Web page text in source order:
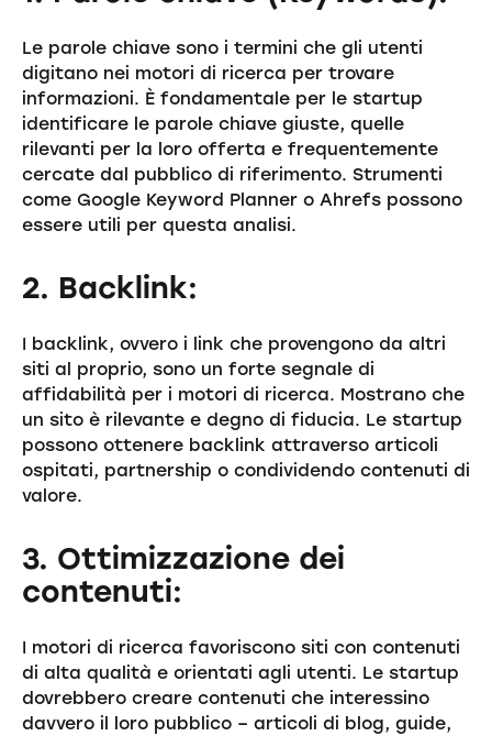
Le parole chiave sono i termini che gli utenti
digitano nei motori di ricerca per trovare
informazioni. È fondamentale per le startup
identificare le parole chiave giuste, quelle
rilevanti per la loro offerta e frequentemente
cercate dal pubblico di riferimento. Strumenti
come Google Keyword Planner o Ahrefs possono
essere utili per questa analisi.
2. Backlink:
I backlink, ovvero i link che provengono da altri
siti al proprio, sono un forte segnale di
affidabilità per i motori di ricerca. Mostrano che
un sito è rilevante e degno di fiducia. Le startup
possono ottenere backlink attraverso articoli
ospitati, partnership o condividendo contenuti di
valore.
3. Ottimizzazione dei
contenuti:
I motori di ricerca favoriscono siti con contenuti
di alta qualità e orientati agli utenti. Le startup
dovrebbero creare contenuti che interessino
davvero il loro pubblico – articoli di blog, guide,